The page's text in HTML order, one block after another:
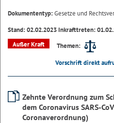
Dokumententyp:Gesetze und
Stand: 02.02.2023 Inkrafttreten:
Außer Kraft
Themen:
Vorschrift direkt
Zehnte Verordnung zum
dem Coronavirus SARS-
Coronaverordnung)